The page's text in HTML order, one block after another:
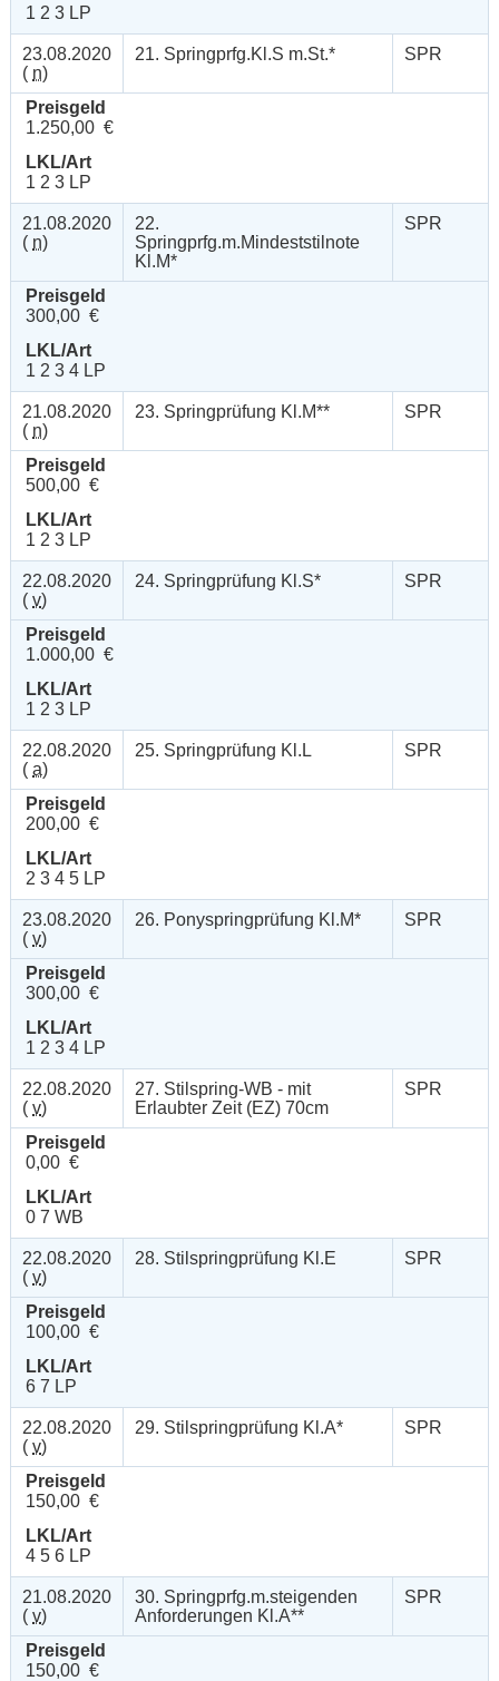
1 2 3 LP
23.08.2020
( n)
21. Springprfg.Kl.S m.St.* SPR
Preisgeld
1.250,00 €
LKL/Art
1 2 3 LP
21.08.2020
( n)
22.
Springprfg.m.Mindeststilnote
Kl.M*
SPR
Preisgeld
300,00 €
LKL/Art
1 2 3 4 LP
21.08.2020
( n)
23. Springprüfung Kl.M** SPR
Preisgeld
500,00 €
LKL/Art
1 2 3 LP
22.08.2020
( v)
24. Springprüfung Kl.S* SPR
Preisgeld
1.000,00 €
LKL/Art
1 2 3 LP
22.08.2020
( a)
25. Springprüfung Kl.L SPR
Preisgeld
200,00 €
LKL/Art
2 3 4 5 LP
23.08.2020
( v)
26. Ponyspringprüfung Kl.M* SPR
Preisgeld
300,00 €
LKL/Art
1 2 3 4 LP
22.08.2020
( v)
27. Stilspring-WB - mit
Erlaubter Zeit (EZ) 70cm
SPR
Preisgeld
0,00 €
LKL/Art
0 7 WB
22.08.2020
( v)
28. Stilspringprüfung Kl.E SPR
Preisgeld
100,00 €
LKL/Art
6 7 LP
22.08.2020
( v)
29. Stilspringprüfung Kl.A* SPR
Preisgeld
150,00 €
LKL/Art
4 5 6 LP
21.08.2020
( v)
30. Springprfg.m.steigenden
Anforderungen Kl.A**
SPR
Preisgeld
150,00 €